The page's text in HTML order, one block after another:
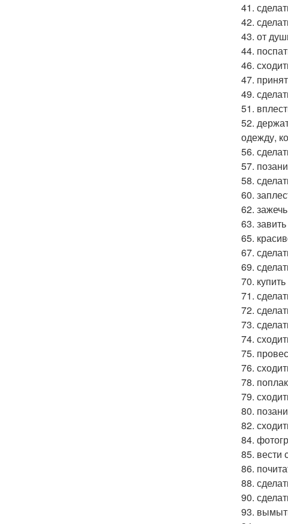
41.
42.
43. от
44.
46.
47.
49.
51.
52.
одежду,
56.
57.
58.
60.
62.
63.
65.
67.
69.
70.
71.
72.
73.
74.
75.
76.
78.
79.
80.
82.
84.
85. вести
86.
88.
90.
93.